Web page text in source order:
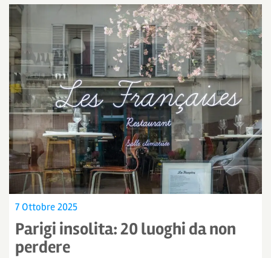
7 Ottobre 2025
Parigi insolita: 20 luoghi da non
perdere